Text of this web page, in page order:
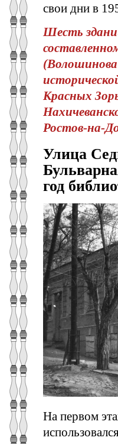
свои дни в
Шесть
Красных
Ростов-на-
Улица
год
На первом